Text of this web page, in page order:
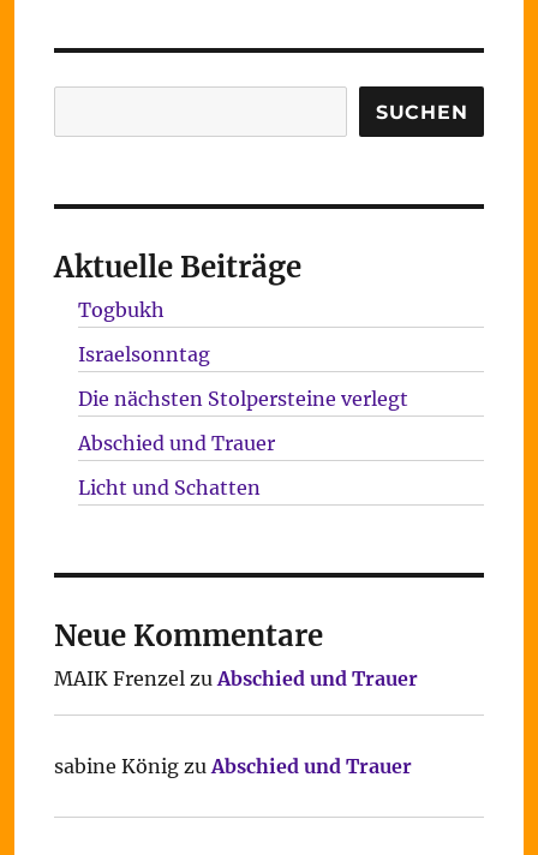
SUCHEN
Aktuelle Beiträge
Togbukh
Israelsonntag
Die nächsten Stolpersteine verlegt
Abschied und Trauer
Licht und Schatten
Neue Kommentare
MAIK FrenzelzuAbschied und Trauer
sabine KönigzuAbschied und Trauer